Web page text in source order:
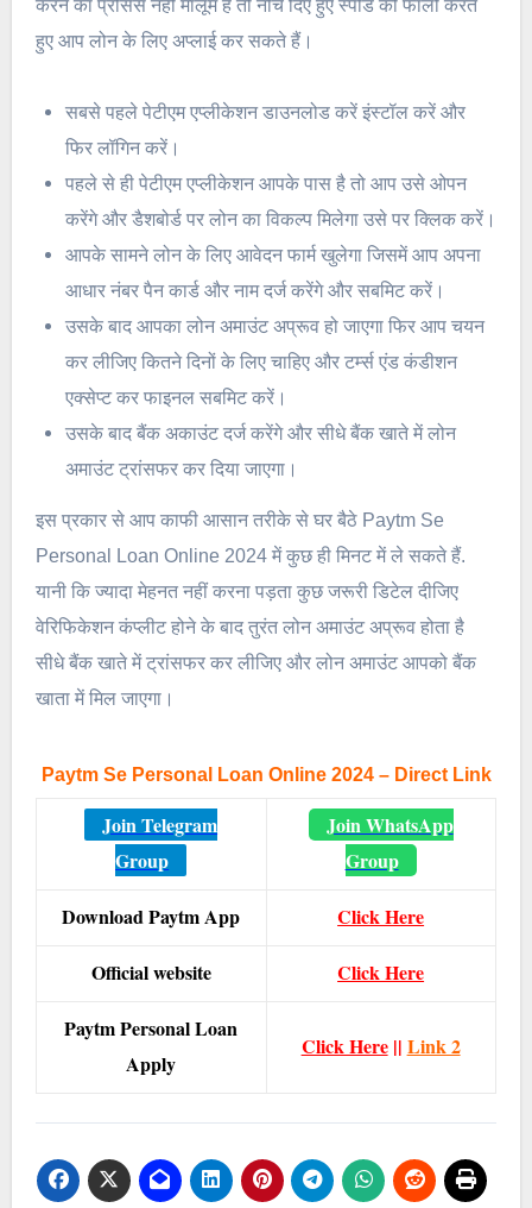
करने का प्रोसेस नहीं मालूम है तो नीचे दिए हुए स्पीड को फॉलो करते
हुए आप लोन के लिए अप्लाई कर सकते हैं।
सबसे पहले पेटीएम एप्लीकेशन डाउनलोड करें इंस्टॉल करें और
फिर लॉगिन करें।
पहले से ही पेटीएम एप्लीकेशन आपके पास है तो आप उसे ओपन
करेंगे और डैशबोर्ड पर लोन का विकल्प मिलेगा उसे पर क्लिक करें।
आपके सामने लोन के लिए आवेदन फार्म खुलेगा जिसमें आप अपना
आधार नंबर पैन कार्ड और नाम दर्ज करेंगे और सबमिट करें।
उसके बाद आपका लोन अमाउंट अप्रूव हो जाएगा फिर आप चयन
कर लीजिए कितने दिनों के लिए चाहिए और टर्म्स एंड कंडीशन
एक्सेप्ट कर फाइनल सबमिट करें।
उसके बाद बैंक अकाउंट दर्ज करेंगे और सीधे बैंक खाते में लोन
अमाउंट ट्रांसफर कर दिया जाएगा।
इस प्रकार से आप काफी आसान तरीके से घर बैठे Paytm Se
Personal Loan Online 2024 में कुछ ही मिनट में ले सकते हैं.
यानी कि ज्यादा मेहनत नहीं करना पड़ता कुछ जरूरी डिटेल दीजिए
वेरिफिकेशन कंप्लीट होने के बाद तुरंत लोन अमाउंट अप्रूव होता है
सीधे बैंक खाते में ट्रांसफर कर लीजिए और लोन अमाउंट आपको बैंक
खाता में मिल जाएगा।
Paytm Se Personal Loan Online 2024 – Direct Link
Join Telegram
Group
Join WhatsApp
Group
Download Paytm App Click Here
Official website Click Here
Paytm Personal Loan
Apply
Click Here|| Link 2